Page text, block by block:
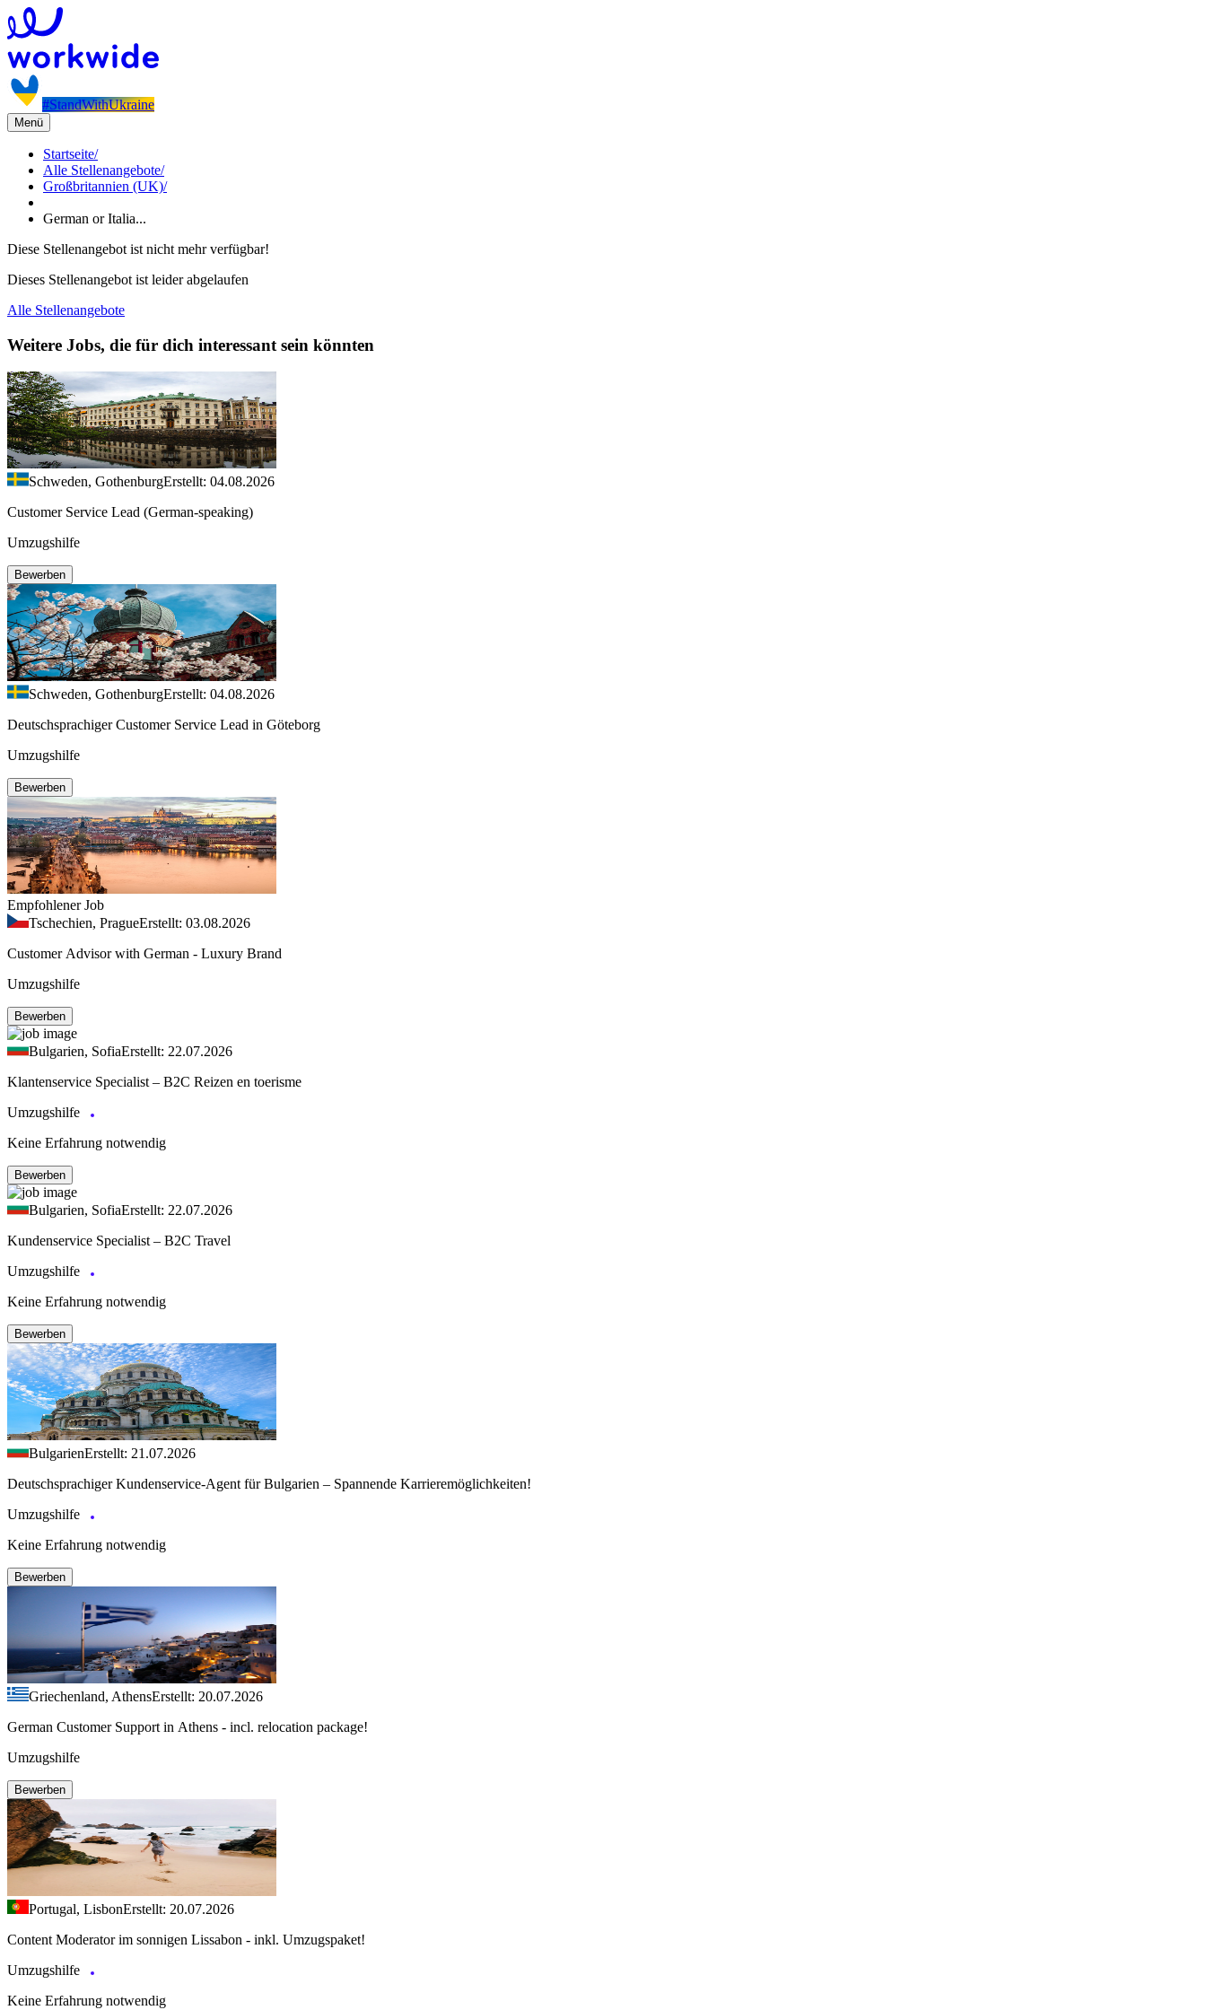
#StandWithUkraine
Menü
Startseite/
Alle Stellenangebote/
Großbritannien (UK)/
German or Italia...
Diese Stellenangebot ist nicht mehr verfügbar!
Dieses Stellenangebot ist leider abgelaufen
Alle Stellenangebote
Weitere Jobs, die für dich interessant sein könnten
Schweden, GothenburgErstellt: 04.08.2026
Customer Service Lead (German-speaking)
Umzugshilfe
Bewerben
Schweden, GothenburgErstellt: 04.08.2026
Deutschsprachiger Customer Service Lead in Göteborg
Umzugshilfe
Bewerben
Empfohlener Job
Tschechien, PragueErstellt: 03.08.2026
Customer Advisor with German - Luxury Brand
Umzugshilfe
Bewerben
Bulgarien, SofiaErstellt: 22.07.2026
Klantenservice Specialist – B2C Reizen en toerisme
Umzugshilfe
Keine Erfahrung notwendig
Bewerben
Bulgarien, SofiaErstellt: 22.07.2026
Kundenservice Specialist – B2C Travel
Umzugshilfe
Keine Erfahrung notwendig
Bewerben
BulgarienErstellt: 21.07.2026
Deutschsprachiger Kundenservice-Agent für Bulgarien – Spannende Karrieremöglichkeiten!
Umzugshilfe
Keine Erfahrung notwendig
Bewerben
Griechenland, AthensErstellt: 20.07.2026
German Customer Support in Athens - incl. relocation package!
Umzugshilfe
Bewerben
Portugal, LisbonErstellt: 20.07.2026
Content Moderator im sonnigen Lissabon - inkl. Umzugspaket!
Umzugshilfe
Keine Erfahrung notwendig